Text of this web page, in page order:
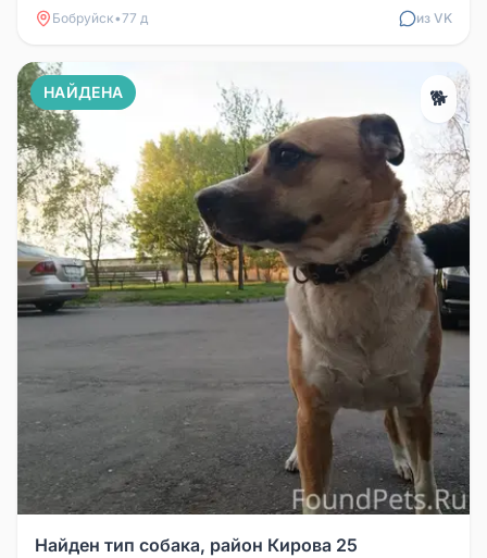
Бобруйск•77 д из VK
НАЙДЕНА 🐕
Найден тип собака, район Кирова 25